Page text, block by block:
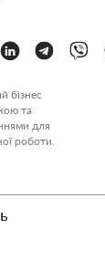
бізнес
та
для
роботи.